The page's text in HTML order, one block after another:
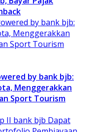
by bank bjb:
Menggerakkan
Sport Tourism